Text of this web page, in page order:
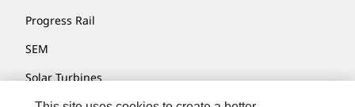
Progress Rail
SEM
Solar Turbines